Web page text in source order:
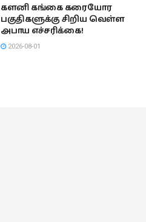
களனி கங்கை கரையோர
பகுதிகளுக்கு சிறிய வெள்ள
அபாய எச்சரிக்கை!
2026-08-01